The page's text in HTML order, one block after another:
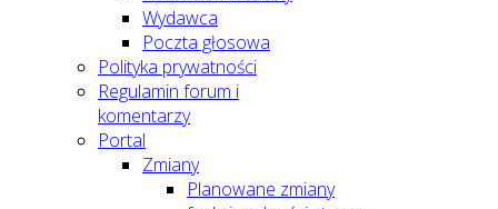
Wydawca
Poczta głosowa
Polityka prywatności
Regulamin forum i
komentarzy
Portal
Zmiany
Planowane zmiany